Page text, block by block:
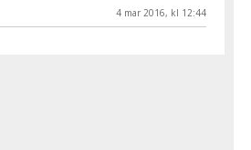
4 mar 2016, kl 12:44